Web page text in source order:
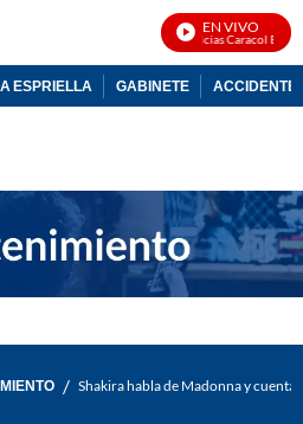
EN VIVO
Noticias Caracol En Vivo
ESPRIELLA GABINETE ACCIDENTE
/ Shakira habla de Madonna y